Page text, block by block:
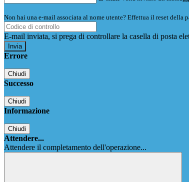
Non hai una e-mail associata al nome utente? Effettua il reset della
E-mail inviata, si prega di controllare la casella di posta
Errore
Chiudi
Successo
Chiudi
Informazione
Chiudi
Attendere...
Attendere il completamento dell'operazione...